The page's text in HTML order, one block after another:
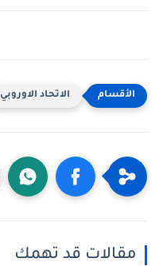
الاتحاد الاوروبي
مقالات قد تهمك